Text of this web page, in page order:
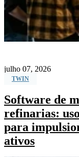
julho 07, 2026
TWIN
Software de
refinarias:
para
ativos